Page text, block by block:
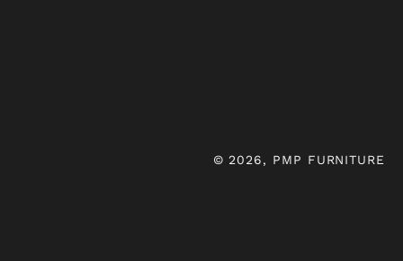
© 2026, PMP FURNITURE